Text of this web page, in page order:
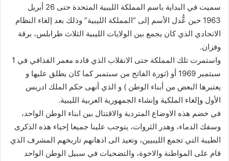
سميت في البداية باسم المملكة الليبية المتحدة حتى 26 أبريل
1963 حين عُّدل الأسم إلى “المملكة الليبية” وذلك بعد إلغاء النظام
الاتحادي الذي كان يجمع بين الولايات الليبية الثلاث طرابلس، برقة
وفزان.
واستمرت تلك المملكة حتى الانقلاب الذي قاده معمر القذافي في 1
سبتمبر 1969 أو (ثورة الفاتح من سبتمبر كما كان يطلق عليها و
يعتبرها البعض من أبناء الوطن ) و الذي أنهى حكم الملك ادريس
الأول وإلغاء الملكية وإنشاء الجمهورية العربية الليبية.
في خضم هذه الاوضاع المتردية والاقتتال بين ابناء الوطن الواحد،
وسفك الدماء، وهدر الثروات، يتوجب علينا جميعا إحياء هذه الذكرى
الطيبة التي تجمع الليبيين، وتعيد الى اذهانهم تاريخهم المشرف الذي
قام على المواطنة والاخوة، والتضحيات في سبيل الوطن الواحد